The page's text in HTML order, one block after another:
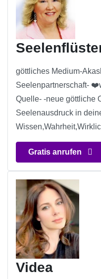
göttliches Medium-
Seelenpartnerschaft-
Quelle- -neue göttliche
Seelenausdruck in
Gratis anrufen
Videa